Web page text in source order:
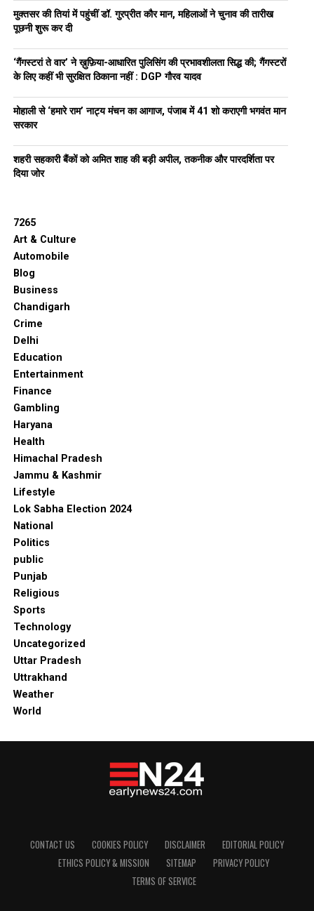
मुक्तसर की तियां में पहुंचीं डॉ. गुरप्रीत कौर मान, महिलाओं ने चुनाव की तारीख
पूछनी शुरू कर दी
‘गैंगस्टरां ते वार’ ने ख़ुफ़िया-आधारित पुलिसिंग की प्रभावशीलता सिद्ध की; गैंगस्टरों
के लिए कहीं भी सुरक्षित ठिकाना नहीं : DGP गौरव यादव
मोहाली से ‘हमारे राम’ नाट्य मंचन का आगाज, पंजाब में 41 शो कराएगी भगवंत मान
सरकार
शहरी सहकारी बैंकों को अमित शाह की बड़ी अपील, तकनीक और पारदर्शिता पर
दिया जोर
7265
Art & Culture
Automobile
Blog
Business
Chandigarh
Crime
Delhi
Education
Entertainment
Finance
Gambling
Haryana
Health
Himachal Pradesh
Jammu & Kashmir
Lifestyle
Lok Sabha Election 2024
National
Politics
public
Punjab
Religious
Sports
Technology
Uncategorized
Uttar Pradesh
Uttrakhand
Weather
World
CONTACT US COOKIES POLICY DISCLAIMER
EDITORIAL POLICY
ETHICS POLICY & MISSION
SITEMAP
PRIVACY POLICY
TERMS OF SERVICE